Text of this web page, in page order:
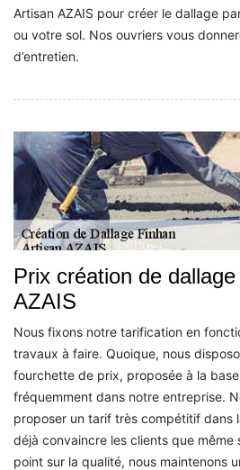
Artisan AZAIS pour créer le dallage
ou votre sol. Nos ouvriers vous
d’entretien.
Prix création de
AZAIS
Nous fixons notre tarification en
travaux à faire. Quoique, nous
fourchette de prix, proposée à la
fréquemment dans notre entreprise.
proposer un tarif très compétitif dans
déjà convaincre les clients que même
point sur la qualité, nous maintenons